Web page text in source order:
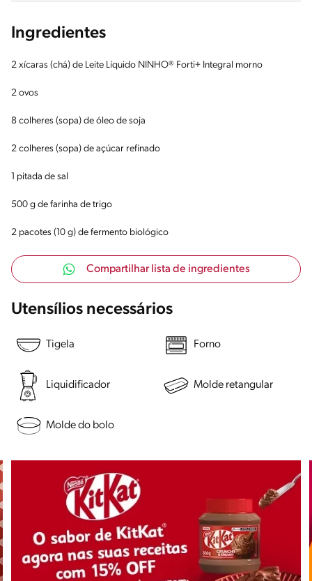
Ingredientes
2 xícaras (chá) de Leite Líquido NINHO® Forti+ Integral morno
2 ovos
8 colheres (sopa) de óleo de soja
2 colheres (sopa) de açúcar refinado
1 pitada de sal
500 g de farinha de trigo
2 pacotes (10 g) de fermento biológico
Compartilhar lista de ingredientes
Utensílios necessários
Tigela Forno
Liquidificador Molde retangular
Molde do bolo